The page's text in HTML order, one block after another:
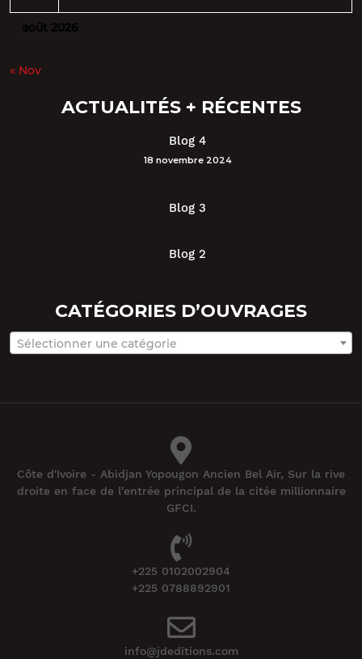
août 2026
« Nov
ACTUALITÉS + RÉCENTES
Blog 4
18 novembre 2024
Blog 3
Blog 2
CATÉGORIES D’OUVRAGES
Sélectionner une catégorie
Côte d'Ivoire - Abidjan Yopougon Ancien Bel Air, Sur la rive
droite en face de l'entrée principal de la citée millionnaire
GFCI.
+225 0102002904
+225 0788892901
info@jdeditions.com